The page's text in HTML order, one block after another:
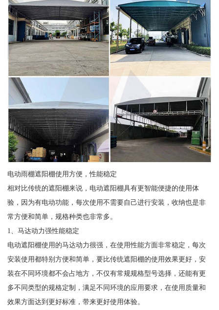
电动雨棚遮阳棚使用方便，性能稳定
相对比传统的遮阳棚来说，电动遮阳棚具有更智能便捷的使用体
验，因为有电动功能，每次使用不需要自己进行安装，收纳也是非
常方便和简单，规格种类也非常多。
1、马达动力强性能稳定
电动遮阳棚使用的马达动力很强，在使用性能方面非常稳定，每次
安装使用都特别方便和简单，要比传统遮阳棚的使用效果更好，安
装在不同环境都不会占地方，不仅有常规规格型号选择，还能有更
多不同类型的规格定制，满足不同环境的应用要求，在使用质量和
效果方面达到更好标准，带来更好使用体验。